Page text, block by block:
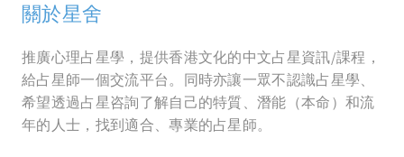
關於星舍
推廣心理占星學，提供香港文化的中文占星資訊/課程，
給占星師一個交流平台。同時亦讓一眾不認識占星學、
希望透過占星咨詢了解自己的特質、潛能（本命）和流
年的人士，找到適合、專業的占星師。